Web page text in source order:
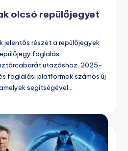
olcsó repülőjegyet
jelentős részét a repülőjegyek
foglalás
utazáshoz. 2025-
foglalási platformok számos új
segítségével…